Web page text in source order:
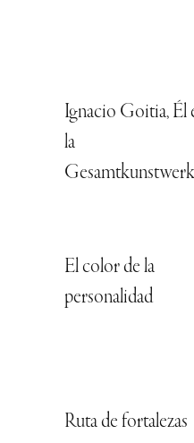
Ignacio Goitia, Él
la
El color de la
personalidad
Ruta de fortalezas